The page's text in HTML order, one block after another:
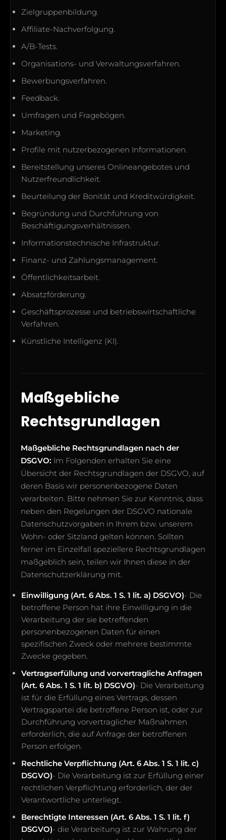
Zielgruppenbildung.
Affiliate-Nachverfolgung.
A/B-Tests.
Organisations- und Verwaltungsverfahren.
Bewerbungsverfahren.
Feedback.
Umfragen und Fragebögen.
Marketing.
Profile mit nutzerbezogenen Informationen.
Bereitstellung unseres Onlineangebotes und
Nutzerfreundlichkeit.
Beurteilung der Bonität und Kreditwürdigkeit.
Begründung und Durchführung von
Beschäftigungsverhältnissen.
Informationstechnische Infrastruktur.
Finanz- und Zahlungsmanagement.
Öffentlichkeitsarbeit.
Absatzförderung.
Geschäftsprozesse und betriebswirtschaftliche
Verfahren.
Künstliche Intelligenz (KI).
Maßgebliche
Rechtsgrundlagen
Maßgebliche Rechtsgrundlagen nach der
DSGVO: Im Folgenden erhalten Sie eine
Übersicht der Rechtsgrundlagen der DSGVO, auf
deren Basis wir personenbezogene Daten
verarbeiten. Bitte nehmen Sie zur Kenntnis, dass
neben den Regelungen der DSGVO nationale
Datenschutzvorgaben in Ihrem bzw. unserem
Wohn- oder Sitzland gelten können. Sollten
ferner im Einzelfall speziellere Rechtsgrundlagen
maßgeblich sein, teilen wir Ihnen diese in der
Datenschutzerklärung mit.
Einwilligung (Art. 6 Abs. 1 S. 1 lit. a) DSGVO)- Die
betroffene Person hat ihre Einwilligung in die
Verarbeitung der sie betreffenden
personenbezogenen Daten für einen
spezifischen Zweck oder mehrere bestimmte
Zwecke gegeben.
Vertragserfüllung und vorvertragliche Anfragen
(Art. 6 Abs. 1 S. 1 lit. b) DSGVO)- Die Verarbeitung
ist für die Erfüllung eines Vertrags, dessen
Vertragspartei die betroffene Person ist, oder zur
Durchführung vorvertraglicher Maßnahmen
erforderlich, die auf Anfrage der betroffenen
Person erfolgen.
Rechtliche Verpflichtung (Art. 6 Abs. 1 S. 1 lit. c)
DSGVO)- Die Verarbeitung ist zur Erfüllung einer
rechtlichen Verpflichtung erforderlich, der der
Verantwortliche unterliegt.
Berechtigte Interessen (Art. 6 Abs. 1 S. 1 lit. f)
DSGVO)- die Verarbeitung ist zur Wahrung der